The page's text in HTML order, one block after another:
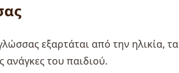
εξαρτάται από την ηλικία, τα
ανάγκες του παιδιού.